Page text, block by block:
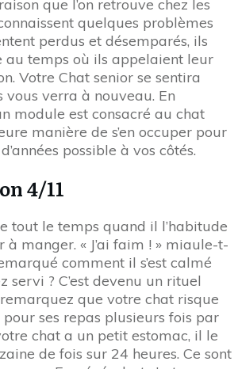
que l’on retrouve chez les
quelques problèmes
perdus et désemparés, ils
au temps où ils appelaient leur
Votre Chat senior se sentira
vous verra à nouveau. En
module est consacré au chat
manière de s’en occuper pour
possible à vos côtés.
4/11
tout le temps quand il l’habitude
manger. « J’ai faim ! » miaule-t-
comment il s’est calmé
servi ? C’est devenu un rituel
que votre chat risque
ses repas plusieurs fois par
chat a un petit estomac, il le
de fois sur 24 heures. Ce sont